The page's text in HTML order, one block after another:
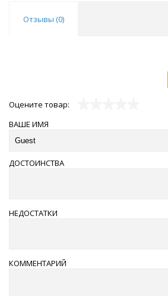
Отзывы (0)
Оцените товар:
ВАШЕ ИМЯ
ДОСТОИНСТВА
НЕДОСТАТКИ
КОММЕНТАРИЙ